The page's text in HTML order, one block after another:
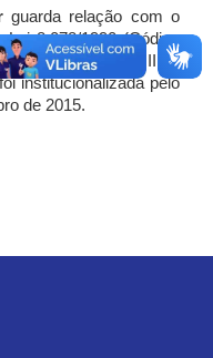
guarda relação com o
8.078/1990 (Código
7º, incisos I, II e III do
institucionalizada pelo
de 2015.